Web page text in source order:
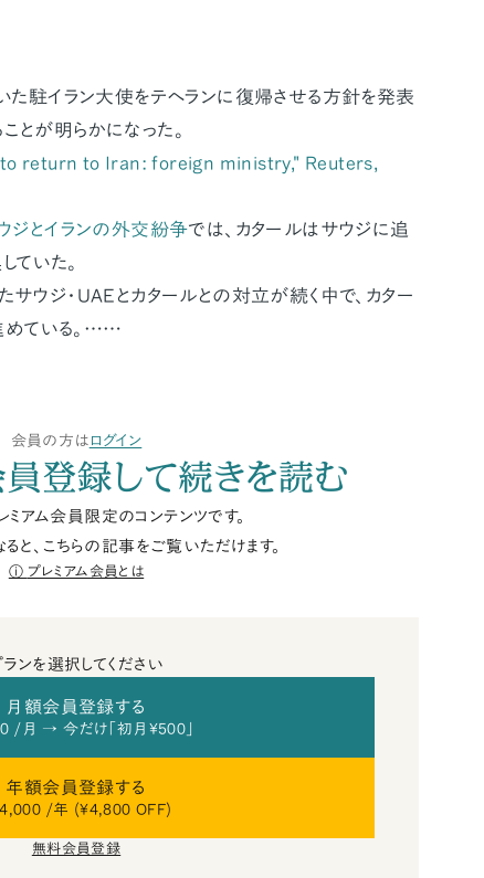
た駐イラン大使をテヘランに復帰させる方針を発表
とが明らかになった。
return to Iran: foreign ministry," Reuters,
ジとイランの外交紛争では、カタールはサウジに追
ていた。
ウジ・UAEとカタールとの対立が続く中で、カター
めている。……
会員の方は ログイン
登録して続きを読む
ミアム会員限定のコンテンツです。
と、こちらの記事をご覧いただけます。
プレミアム会員とは
ランを選択してください
月額会員登録する
/月 → 今だけ「初月¥500」
年額会員登録する
/年 (¥4,800 OFF)
無料会員登録